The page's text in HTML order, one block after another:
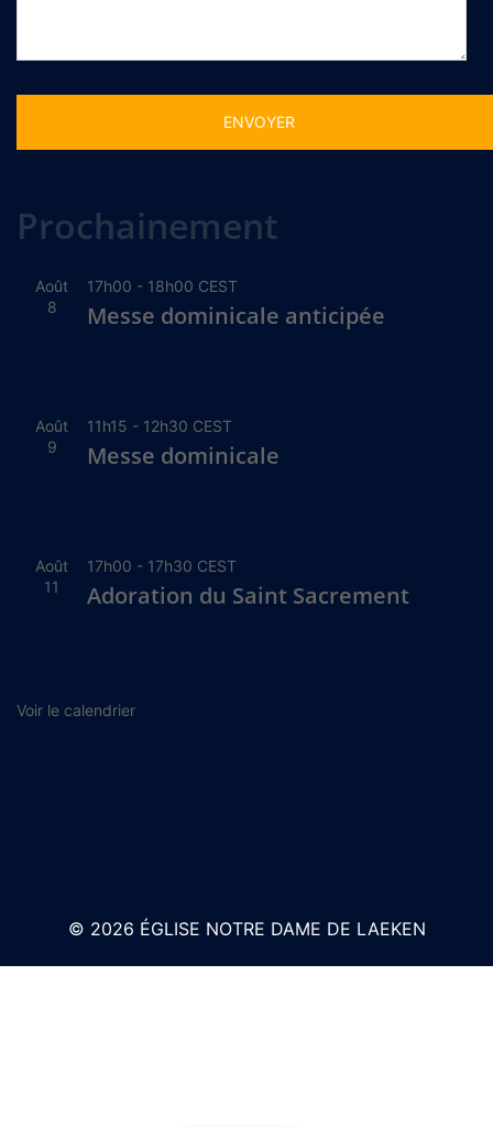
Prochainement
Août
8
17h00 - 18h00 CEST
Messe dominicale anticipée
Août
9
11h15 - 12h30 CEST
Messe dominicale
Août
11
17h00 - 17h30 CEST
Adoration du Saint Sacrement
Voir le calendrier
© 2026 ÉGLISE NOTRE DAME DE LAEKEN